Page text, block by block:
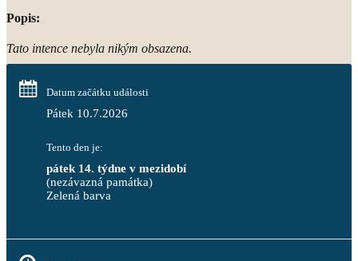
Popis:
Tato intence nebyla nikým obsazena.
Datum začátku události
Pátek 10.7.2026
Tento den je:
pátek 14. týdne v mezidobí
(nezávazná památka)
Zelená barva